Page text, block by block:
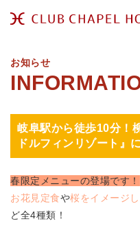
お知らせ
岐阜駅から徒歩10分！
ドルフィンリゾート』
春限定メニューの登場です！
お花見定食や桜をイメージ
ど全4種類！